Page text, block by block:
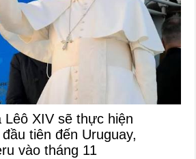
XIV sẽ thực hiện
tiên đến Uruguay,
vào tháng 11